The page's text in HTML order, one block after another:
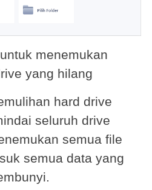
menemukan
yang hilang
hard drive
seluruh drive
semua file
semua data yang